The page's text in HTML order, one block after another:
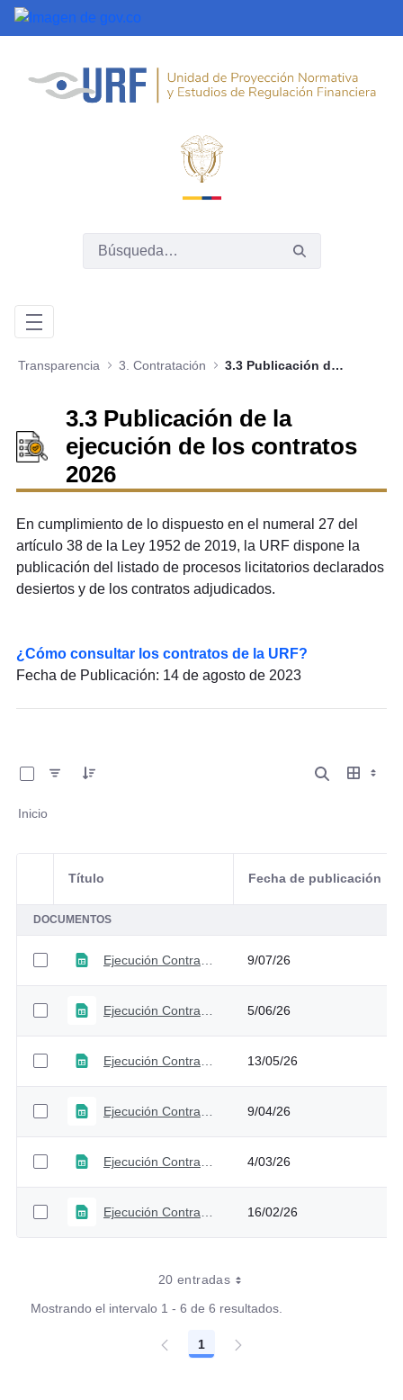
Saltar al contenido principal
Transparencia 3. Contratación 3.3 Publicación de la ejecución de los contratos
3.3 Publicación de la
ejecución de los contratos
2026
En cumplimiento de lo dispuesto en el numeral 27 del
artículo 38 de la Ley 1952 de 2019, la URF dispone la
publicación del listado de procesos licitatorios declarados
desiertos y de los contratos adjudicados.
¿Cómo consultar los contratos de la URF?
Fecha de Publicación: 14 de agosto de 2023
Inicio
Selección del elemento
Título Fecha de publicación
DOCUMENTOS
9/07/26
5/06/26
13/05/26
9/04/26
4/03/26
16/02/26
20 entradas
Mostrando el intervalo 1 - 6 de 6 resultados.
Página
1